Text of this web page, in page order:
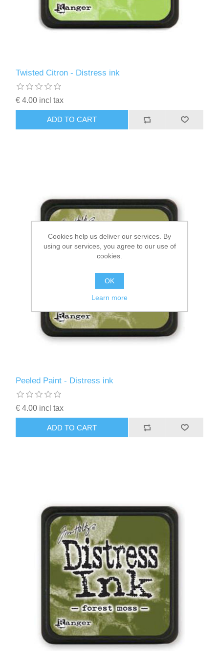
Twisted Citron - Distress ink
€ 4.00 incl tax
ADD TO CART
Peeled Paint - Distress ink
€ 4.00 incl tax
ADD TO CART
Cookies help us deliver our services. By
using our services, you agree to our use of
cookies.
OK
Learn more